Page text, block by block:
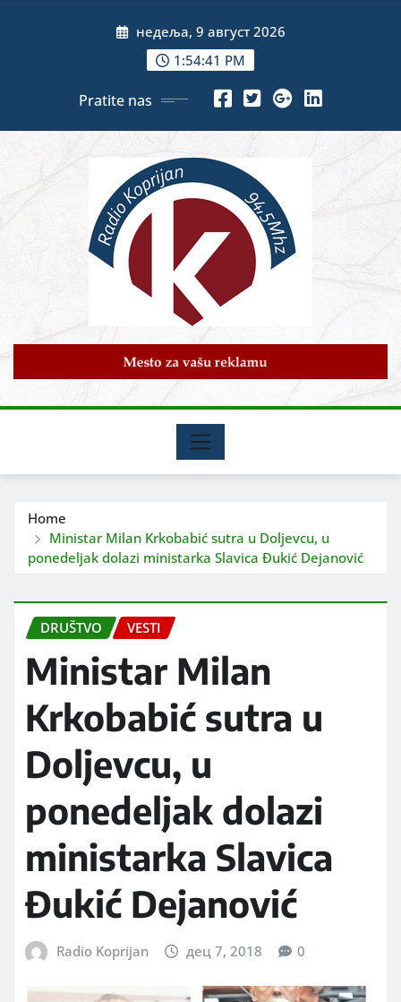
недеља, 9 август 2026
1:54:43 PM
Pratite nas
Home
Ministar Milan Krkobabić sutra u Doljevcu, u
ponedeljak dolazi ministarka Slavica Đukić Dejanović
DRUŠTVO VESTI
Ministar Milan
Krkobabić sutra u
Doljevcu, u
ponedeljak dolazi
ministarka Slavica
Đukić Dejanović
Radio Koprijan дец 7, 2018 0